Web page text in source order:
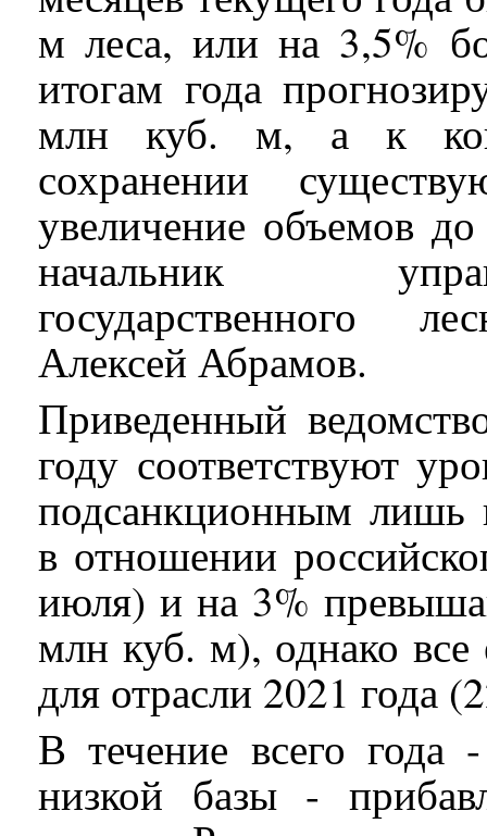
м леса, или на 3,5%
итогам года
млн куб. м, а к
сохранении
увеличение объемов
начальник
государственного
Алексей Абрамов.
Приведенный
году соответствуют
подсанкционным лишь
в отношении
июля) и на 3%
млн куб. м), однако
для отрасли 2021 года
В течение всего года
низкой базы -